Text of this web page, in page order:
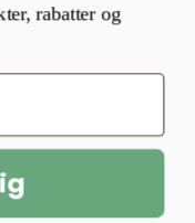
rabatter og